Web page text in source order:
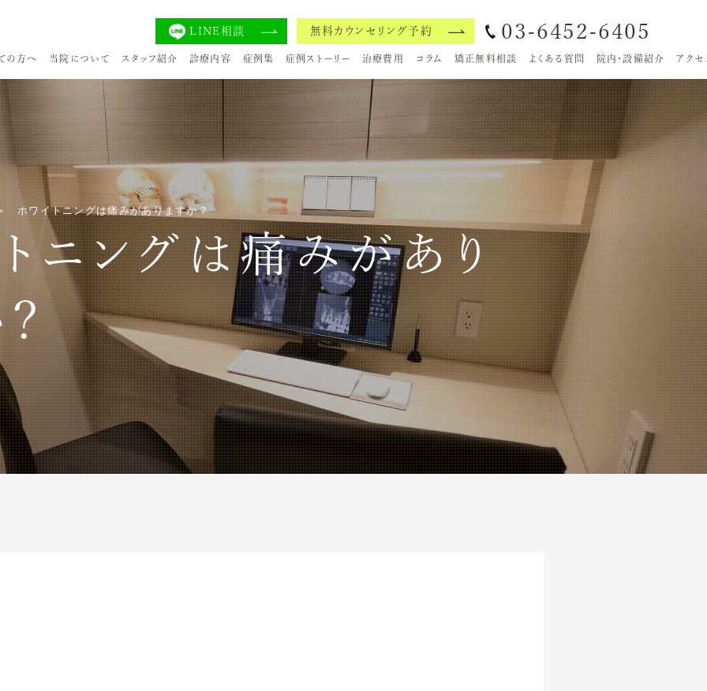
LINE相談 無料カウンセリング予約 03-6452-6405
の方へ 当院について スタッフ紹介 診療内容 症例集 症例ストーリー 治療費用 コラム 矯正無料相談 よくある質問 院内・設備紹介 アクセ
ホワイトニングは痛みがありますか？
ニングは痛みがあり